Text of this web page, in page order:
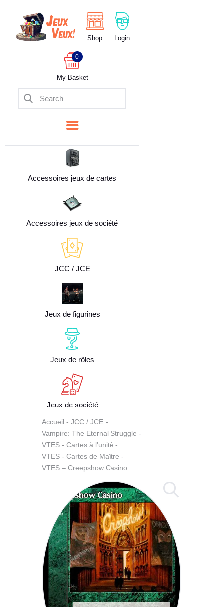
Shop Login
My Basket
0
Accessoires jeux de cartes
Accessoires jeux de société
JCC / JCE
Jeux de figurines
Jeux de rôles
Jeux de société
Boutique
Nos Services
Nos tarifs
Accueil
JCC / JCE
Vampire: The Eternal Struggle
VTES - Cartes à l'unité
VTES - Cartes de Maître
VTES – Creepshow Casino